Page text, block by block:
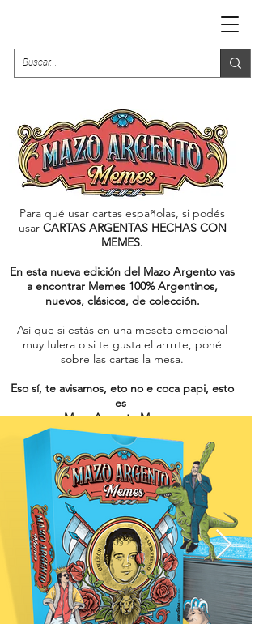
Para qué usar cartas españolas, si podés
usar CARTAS ARGENTAS HECHAS CON
MEMES.
En esta nueva edición del Mazo Argento vas
a encontrar Memes 100% Argentinos,
nuevos, clásicos, de colección.
Así que si estás en una meseta emocional
muy fulera o si te gusta el arrrrte, poné
sobre las cartas la mesa.
Eso sí, te avisamos, eto no e coca papi, esto
es
Mazo Argento Memes.